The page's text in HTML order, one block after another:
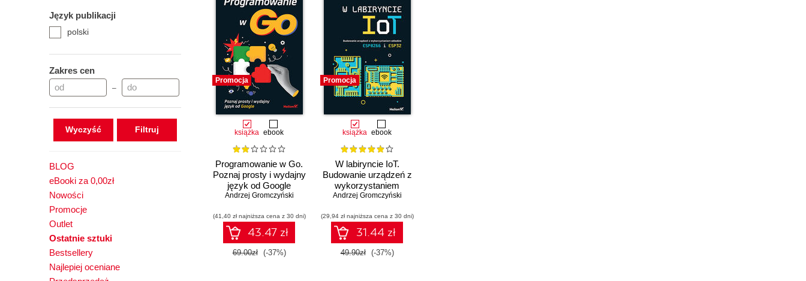
Język publikacji
polski
Zakres cen
–
Wyczyść
BLOG
eBooki za 0,00zł
Nowości
Promocje
Outlet
Ostatnie sztuki
Bestsellery
Najlepiej oceniane
Promocja
książka ebook
Programowanie w Go.
Poznaj prosty i wydajny
język od Google
Andrzej Gromczyński
(41,40 zł najniższa cena z 30 dni)
43.47 zł
69.00zł (-37%)
Promocja
książka ebook
W labiryncie IoT.
Budowanie urządzeń z
wykorzystaniem
układów ESP8266 i
Andrzej Gromczyński
(29,94 zł najniższa cena z 30 dni)
31.44 zł
49.90zł (-37%)